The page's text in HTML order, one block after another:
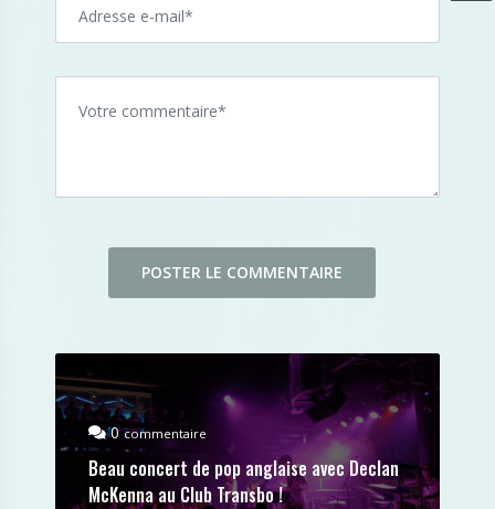
0commentaire
Beau concert de pop anglaise avec Declan
McKenna au Club Transbo !